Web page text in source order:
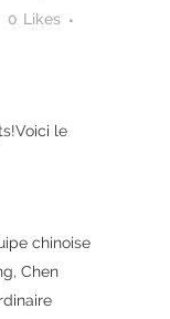
0 Likes
le
chinoise
Chen